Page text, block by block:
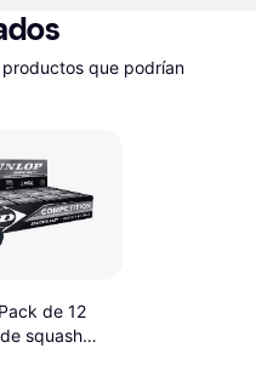
que podrían
de 12
squash